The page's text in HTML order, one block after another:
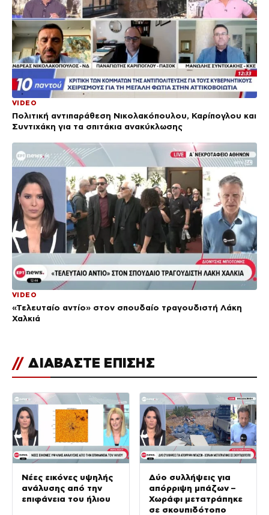
VIDEO
Πολιτική αντιπαράθεση Νικολακόπουλου, Καρίπογλου και
Συντιχάκη για τα σπιτάκια ανακύκλωσης
VIDEO
«Τελευταίο αντίο» στον σπουδαίο τραγουδιστή Λάκη
Χαλκιά
// ΔΙΑΒΑΣΤΕ ΕΠΙΣΗΣ
Νέες εικόνες υψηλής
ανάλυσης από την
επιφάνεια του ήλιου
Δύο συλλήψεις για
απόρριψη μπάζων –
Χωράφι μετατράπηκε
σε σκουπιδότοπο